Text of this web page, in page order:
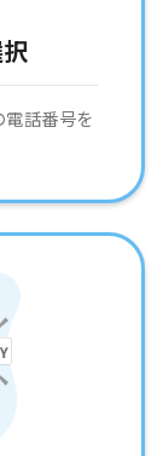
話番号を